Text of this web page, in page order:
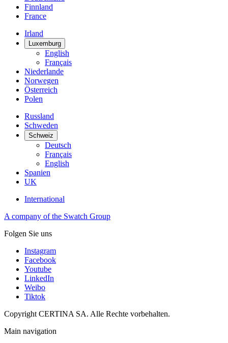
Finnland
France
Irland
Luxemburg
English
Français
Niederlande
Norwegen
Österreich
Polen
Russland
Schweden
Schweiz
Deutsch
Français
English
Spanien
UK
International
A company of the Swatch Group
Folgen Sie uns
Instagram
Facebook
Youtube
LinkedIn
Weibo
Tiktok
Copyright CERTINA SA. Alle Rechte vorbehalten.
Main navigation